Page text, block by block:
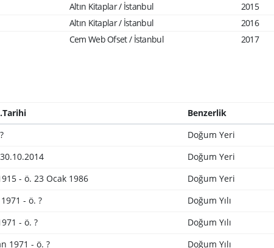
Altın Kitaplar / İstanbul 2015
Altın Kitaplar / İstanbul 2016
Cem Web Ofset / İstanbul 2017
Benzerlik
Doğum Yeri
Doğum Yeri
- ö. 23 Ocak 1986 Doğum Yeri
- ö. ? Doğum Yılı
- ö. ? Doğum Yılı
1971 - ö. ? Doğum Yılı